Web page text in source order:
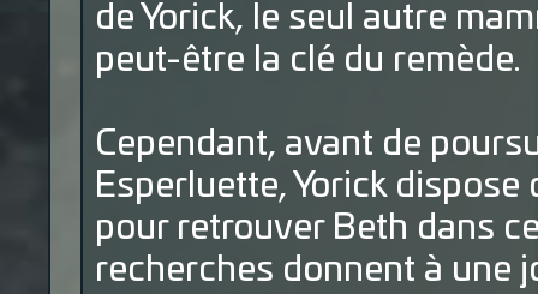
de Yorick, le seul autre
peut-être la clé du remède.
Cependant, avant de
Esperluette, Yorick
pour retrouver Beth dans
recherches donnent à une